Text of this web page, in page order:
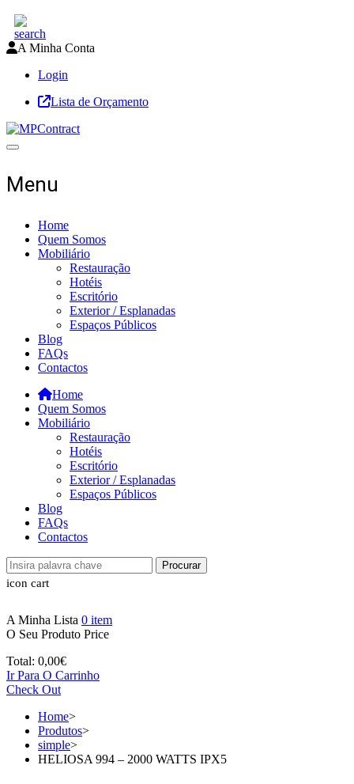
A Minha Conta
Login
Lista de Orçamento
Toggle navigation
Menu
Home
Quem Somos
Mobiliário
Restauração
Hotéis
Escritório
Exterior / Esplanadas
Espaços Públicos
Blog
FAQs
Contactos
Home
Quem Somos
Mobiliário
Restauração
Hotéis
Escritório
Exterior / Esplanadas
Espaços Públicos
Blog
FAQs
Contactos
Procurar
icon cart
A Minha Lista 0 item
O Seu Produto Price
Total: 0,00€
Ir Para O Carrinho
Check Out
Home>
Produtos>
simple>
HELIOSA 994 – 2000 WATTS IPX5